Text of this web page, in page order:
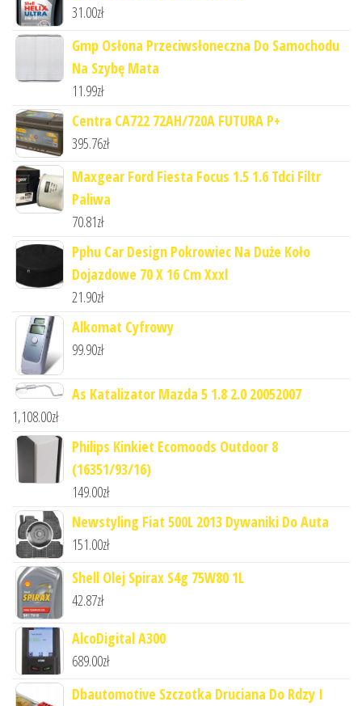
31.00zł
Gmp Osłona Przeciwsłoneczna Do Samochodu
Na Szybę Mata
11.99zł
Centra CA722 72AH/720A FUTURA P+
395.76zł
Maxgear Ford Fiesta Focus 1.5 1.6 Tdci Filtr
Paliwa
70.81zł
Pphu Car Design Pokrowiec Na Duże Koło
Dojazdowe 70 X 16 Cm Xxxl
21.90zł
Alkomat Cyfrowy
99.90zł
As Katalizator Mazda 5 1.8 2.0 20052007
1,108.00zł
Philips Kinkiet Ecomoods Outdoor 8
(16351/93/16)
149.00zł
Newstyling Fiat 500L 2013 Dywaniki Do Auta
151.00zł
Shell Olej Spirax S4g 75W80 1L
42.87zł
AlcoDigital A300
689.00zł
Dbautomotive Szczotka Druciana Do Rdzy I